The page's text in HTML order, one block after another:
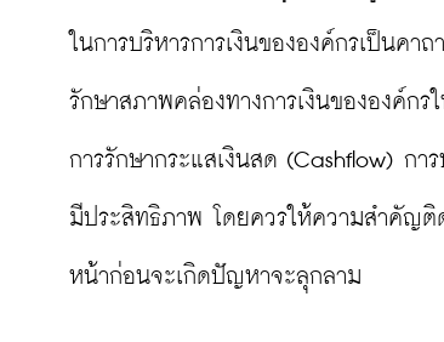
ในการบริหารการเงินขององค์กรเป็นค
รักษาสภาพคล่องทางการเงินขององค์
การรักษากระแสเงินสด (Cashflow) กา
มีประสิทธิภาพ โดยควรให้ความสำคัญติ
หน้าก่อนจะเกิดปัญหาจะลุกลาม